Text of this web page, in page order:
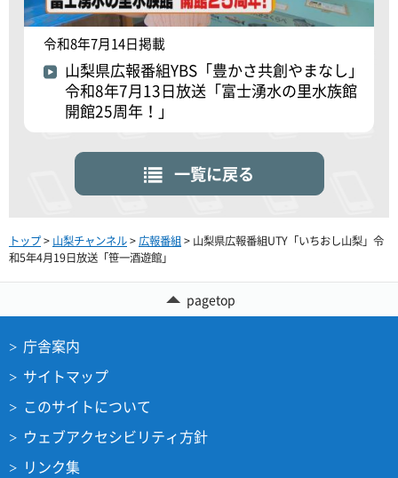
令和8年7月14日掲載
山梨県広報番組YBS「豊かさ共創やまなし」
令和8年7月13日放送「富士湧水の里水族館
開館25周年！」
一覧に戻る
トップ> 山梨チャンネル>広報番組> 山梨県広報番組UTY「いちおし山梨」令
和5年4月19日放送「笹一酒遊館」
pagetop
庁舎案内
サイトマップ
このサイトについて
ウェブアクセシビリティ方針
リンク集